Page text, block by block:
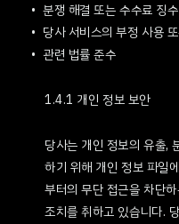
분쟁 해결 또는 수수료 징수
당사 서비스의 부정 사용
관련 법률 준수
1.4.1 개인 정보 보안
당사는 개인 정보의 유출,
하기 위해 개인 정보 파일
부터의 무단 접근을 차단
조치를 취하고 있습니다.